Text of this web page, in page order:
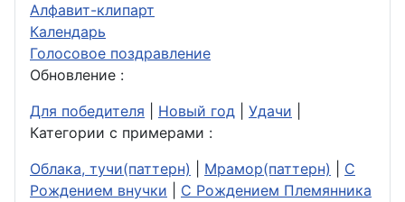
Алфавит-клипарт
Календарь
Голосовое поздравление
Обновление :
Для победителя
Новый год Удачи
Категории с примерами :
Облака, тучи(паттерн)
Мрамор(паттерн)
С
Рождением внучки
С Рождением Племянника